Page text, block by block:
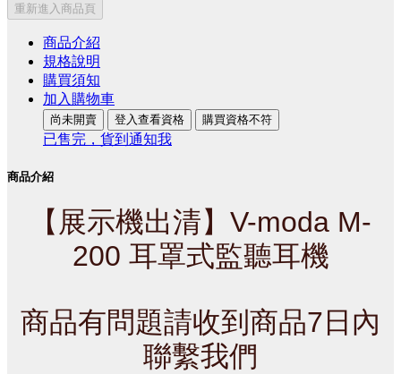
重新進入商品頁
商品介紹
規格說明
購買須知
加入購物車
尚未開賣 登入查看資格 購買資格不符
已售完，貨到通知我
商品介紹
【展示機出清】V-moda M-
200 耳罩式監聽耳機
商品有問題請收到商品7日內
聯繫我們